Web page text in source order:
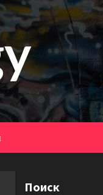
Поиск